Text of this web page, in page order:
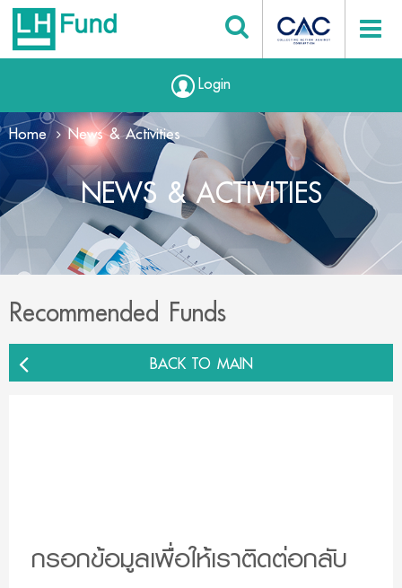
Login
NEWS & ACTIVITIES
Home News & Activities
Recommended Funds
BACK TO MAIN
กรอกข้อมูลเพื่อให้เราติดต่อกลับ